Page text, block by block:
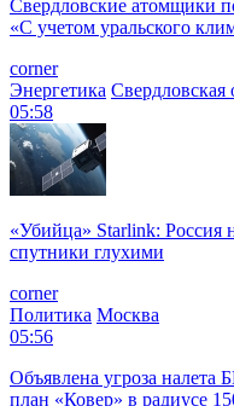
Свердловские атомщики
«С учетом уральского
corner
Энергетика Свердловская
05:58
«Убийца» Starlink: Россия
спутники глухими
corner
Политика Москва
05:56
Объявлена угроза
план «Ковер» в радиусе